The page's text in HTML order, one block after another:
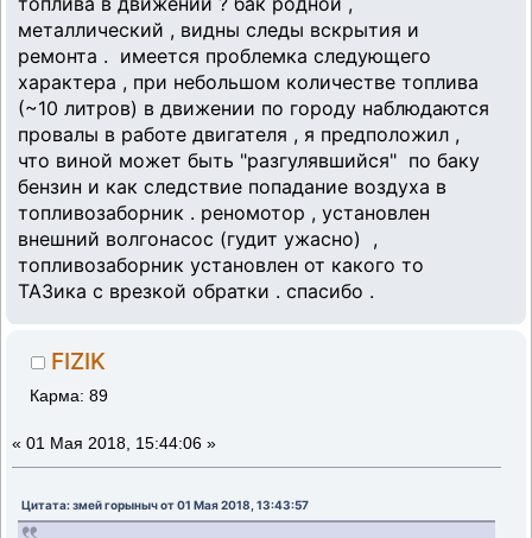
металлический , видны следы вскрытия и
ремонта . имеется проблемка следующего
характера , при небольшом количестве топлива
(~10 литров) в движении по городу наблюдаются
провалы в работе двигателя , я предположил ,
что виной может быть "разгулявшийся" по баку
бензин и как следствие попадание воздуха в
топливозаборник . реномотор , установлен
внешний волгонасос (гудит ужасно) ,
топливозаборник установлен от какого то
ТАЗика с врезкой обратки . спасибо .
FIZIK
Карма: 89
« 01 Мая 2018, 15:44:06 »
Цитата: змей горыныч от 01 Мая 2018, 13:43:57